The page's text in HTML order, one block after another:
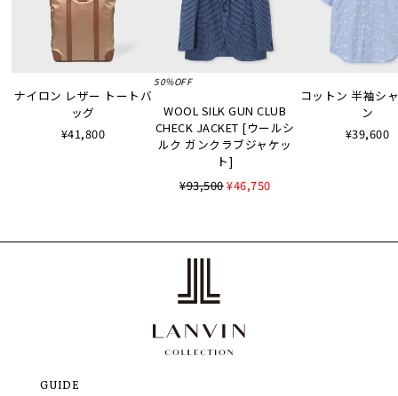
ナイロン レザー トートバ
ッグ
¥41,800
50%OFF
WOOL SILK GUN CLUB
CHECK JACKET [ウールシ
ルク ガンクラブジャケッ
ト]
¥93,500¥46,750
コットン 半袖シ
ン
¥39,600
GUIDE